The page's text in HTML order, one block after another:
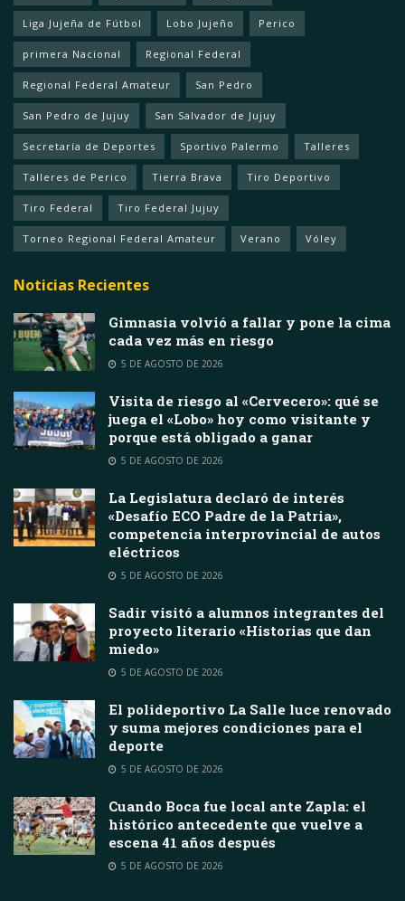
Liga Jujeña de Fútbol Lobo Jujeño Perico
primera Nacional Regional Federal
Regional Federal Amateur San Pedro
San Pedro de Jujuy San Salvador de Jujuy
Secretaría de Deportes Sportivo Palermo Talleres
Talleres de Perico Tierra Brava Tiro Deportivo
Tiro Federal Tiro Federal Jujuy
Torneo Regional Federal Amateur Verano Vóley
Noticias Recientes
Gimnasia volvió a fallar y pone la cima
cada vez más en riesgo
5 DE AGOSTO DE 2026
Visita de riesgo al «Cervecero»: qué se
juega el «Lobo» hoy como visitante y
porque está obligado a ganar
5 DE AGOSTO DE 2026
La Legislatura declaró de interés
«Desafío ECO Padre de la Patria»,
competencia interprovincial de autos
eléctricos
5 DE AGOSTO DE 2026
Sadir visitó a alumnos integrantes del
proyecto literario «Historias que dan
miedo»
5 DE AGOSTO DE 2026
El polideportivo La Salle luce renovado
y suma mejores condiciones para el
deporte
5 DE AGOSTO DE 2026
Cuando Boca fue local ante Zapla: el
histórico antecedente que vuelve a
escena 41 años después
5 DE AGOSTO DE 2026